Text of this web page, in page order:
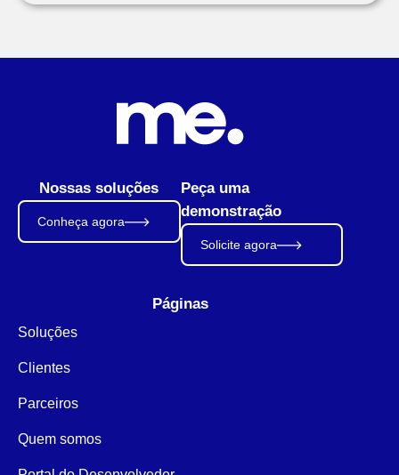
Nossas soluções
Conheça agora
Peça uma
demonstração
Solicite agora
Páginas
Soluções
Clientes
Parceiros
Quem somos